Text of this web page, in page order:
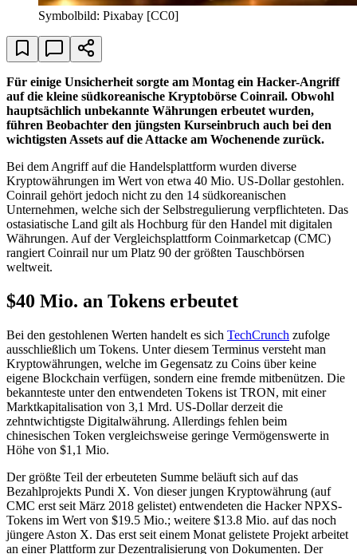
Symbolbild: Pixabay [CC0]
Für einige Unsicherheit sorgte am Montag ein Hacker-Angriff
auf die kleine südkoreanische Kryptobörse Coinrail. Obwohl
hauptsächlich unbekannte Währungen erbeutet wurden,
führen Beobachter den jüngsten Kurseinbruch auch bei den
wichtigsten Assets auf die Attacke am Wochenende zurück.
Bei dem Angriff auf die Handelsplattform wurden diverse
Kryptowährungen im Wert von etwa 40 Mio. US-Dollar gestohlen.
Coinrail gehört jedoch nicht zu den 14 südkoreanischen
Unternehmen, welche sich der Selbstregulierung verpflichteten. Das
ostasiatische Land gilt als Hochburg für den Handel mit digitalen
Währungen. Auf der Vergleichsplattform Coinmarketcap (CMC)
rangiert Coinrail nur um Platz 90 der größten Tauschbörsen
weltweit.
$40 Mio. an Tokens erbeutet
Bei den gestohlenen Werten handelt es sich TechCrunch zufolge
ausschließlich um Tokens. Unter diesem Terminus versteht man
Kryptowährungen, welche im Gegensatz zu Coins über keine
eigene Blockchain verfügen, sondern eine fremde mitbenützen. Die
bekannteste unter den entwendeten Tokens ist TRON, mit einer
Marktkapitalisation von 3,1 Mrd. US-Dollar derzeit die
zehntwichtigste Digitalwährung. Allerdings fehlen beim
chinesischen Token vergleichsweise geringe Vermögenswerte in
Höhe von $1,1 Mio.
Der größte Teil der erbeuteten Summe beläuft sich auf das
Bezahlprojekts Pundi X. Von dieser jungen Kryptowährung (auf
CMC erst seit März 2018 gelistet) entwendeten die Hacker NPXS-
Tokens im Wert von $19.5 Mio.; weitere $13.8 Mio. auf das noch
jüngere Aston X. Das erst seit einem Monat gelistete Projekt arbeitet
an einer Plattform zur Dezentralisierung von Dokumenten. Der